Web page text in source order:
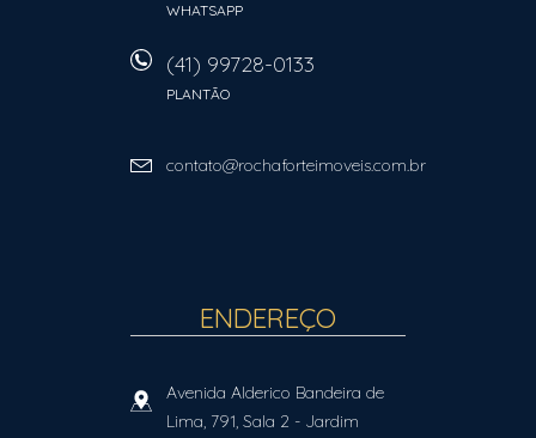
WHATSAPP
(41) 99728-0133
PLANTÃO
contato@rochaforteimoveis.com.br
ENDEREÇO
Avenida Alderico Bandeira de
Lima, 791, Sala 2 - Jardim